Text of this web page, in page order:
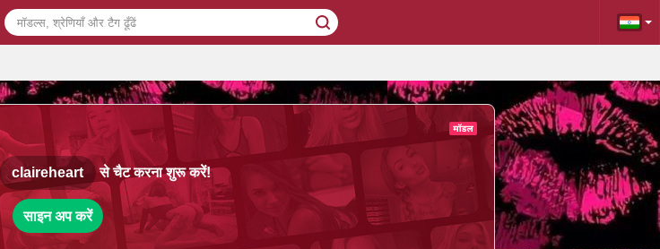
claireheart से चैट करना शुरू करें!
साइन अप करें